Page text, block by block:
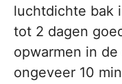
luchtdichte bak
tot 2 dagen
opwarmen in
ongeveer 10